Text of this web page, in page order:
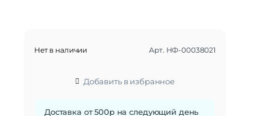
Нет в наличии Арт. НФ-00038021
Добавить в избранное
Доставка от 500р на следующий день